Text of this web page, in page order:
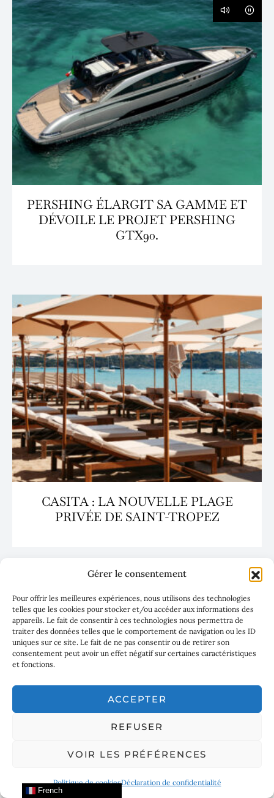
Gérer le consentement
Pour offrir les meilleures expériences, nous utilisons des technologies
telles que les cookies pour stocker et/ou accéder aux informations des
appareils. Le fait de consentir à ces technologies nous permettra de
traiter des données telles que le comportement de navigation ou les ID
uniques sur ce site. Le fait de ne pas consentir ou de retirer son
consentement peut avoir un effet négatif sur certaines caractéristiques
et fonctions.
ACCEPTER
REFUSER
VOIR LES PRÉFÉRENCES
Politique de cookiesDéclaration de confidentialité
PERSHING ÉLARGIT SA GAMME ET
DÉVOILE LE PROJET PERSHING
GTX90.
CASITA : LA NOUVELLE PLAGE
PRIVÉE DE SAINT-TROPEZ
Suivre l'actualité AMILCAR MAGAZINE & AMILCAR
FRENCH RIVIERA MAGAZINE
checking this box, you confirm that you have read and are agreeing to our terms of
use regarding the storage of the data submitted through this form.
French